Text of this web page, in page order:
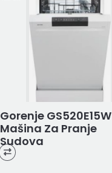
Gorenje GS520E15W
Mašina Za Pranje
Sudova